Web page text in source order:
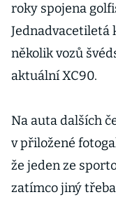
roky spojena
Jednadvacetiletá
několik vozů
aktuální XC90.
Na auta dalších
v přiložené
že jeden ze
zatímco jiný třeba